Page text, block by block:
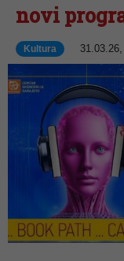
novi
Kultura